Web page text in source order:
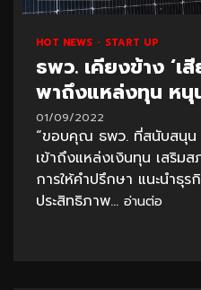
HOT NEWS START UP
ธพว. เคียงข้าง ‘เ
พาถึงแหล่งทุน หนุ
01/09/2022
“ขอบคุณ ธพว. ที่สนับสนุน
เข้าถึงแหล่งเงินทุน เสริม
การให้คำปรึกษา แนะนำธุร
ประสิทธิภาพ... อ่านต่อ